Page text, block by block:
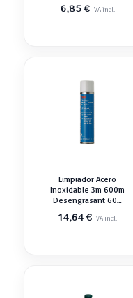
6,85€ IVA incl.
Limpiador Acero
Inoxidable 3m 600m
Desengrasant 600
14,64€ IVA incl.